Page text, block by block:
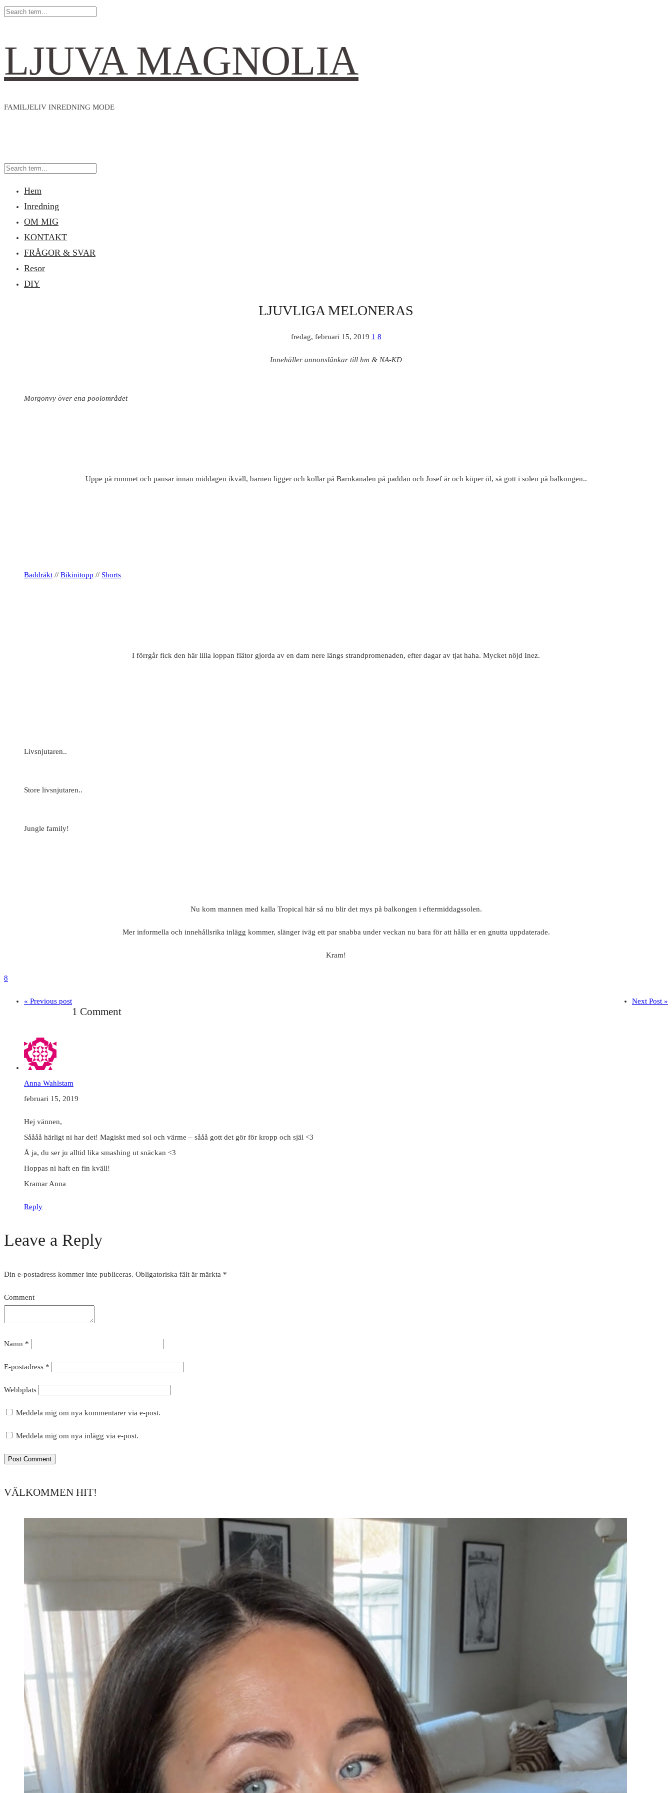
LJUVA MAGNOLIA
FAMILJELIV INREDNING MODE
Hem
Inredning
OM MIG
KONTAKT
FRÅGOR & SVAR
Resor
DIY
LJUVLIGA MELONERAS
fredag, februari 15, 2019 1 8
Innehåller annonslänkar till hm & NA-KD
Morgonvy över ena poolområdet
Uppe på rummet och pausar innan middagen ikväll, barnen ligger och kollar på Barnkanalen på paddan och Josef är och köper öl, så gott i solen på balkongen..
Baddräkt // Bikinitopp // Shorts
I förrgår fick den här lilla loppan flätor gjorda av en dam nere längs strandpromenaden, efter dagar av tjat haha. Mycket nöjd Inez.
Livsnjutaren..
Store livsnjutaren..
Jungle family!
Nu kom mannen med kalla Tropical här så nu blir det mys på balkongen i eftermiddagssolen.
Mer informella och innehållsrika inlägg kommer, slänger iväg ett par snabba under veckan nu bara för att hålla er en gnutta uppdaterade.
Kram!
8
« Previous post Next Post »
1 Comment
Anna Wahlstam
februari 15, 2019
Hej vännen,
Såååå härligt ni har det! Magiskt med sol och värme – sååå gott det gör för kropp och själ <3
Å ja, du ser ju alltid lika smashing ut snäckan <3
Hoppas ni haft en fin kväll!
Kramar Anna
Reply
Leave a Reply
Din e-postadress kommer inte publiceras. Obligatoriska fält är märkta *
Comment
Namn *
E-postadress *
Webbplats
Meddela mig om nya kommentarer via e-post.
Meddela mig om nya inlägg via e-post.
VÄLKOMMEN HIT!